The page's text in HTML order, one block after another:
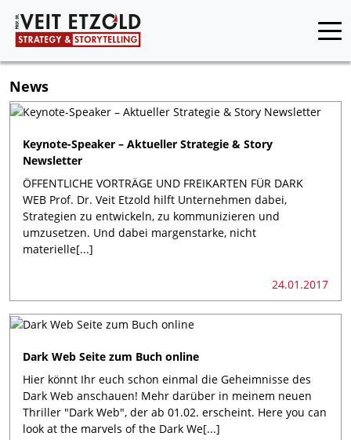
News
Keynote-Speaker – Aktueller Strategie & Story
Newsletter
ÖFFENTLICHE VORTRÄGE UND FREIKARTEN FÜR DARK
WEB Prof. Dr. Veit Etzold hilft Unternehmen dabei,
Strategien zu entwickeln, zu kommunizieren und
umzusetzen. Und dabei margenstarke, nicht
materielle[...]
24.01.2017
Dark Web Seite zum Buch online
Hier könnt Ihr euch schon einmal die Geheimnisse des
Dark Web anschauen! Mehr darüber in meinem neuen
Thriller "Dark Web", der ab 01.02. erscheint. Here you can
look at the marvels of the Dark We[...]